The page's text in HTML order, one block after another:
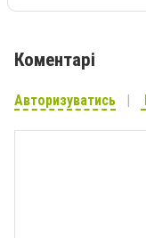
Коментарі
Авторизуватись